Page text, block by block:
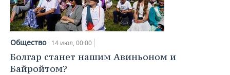
Общество 14 июл, 00:00
Болгар станет нашим Авиньоном и
Байройтом?